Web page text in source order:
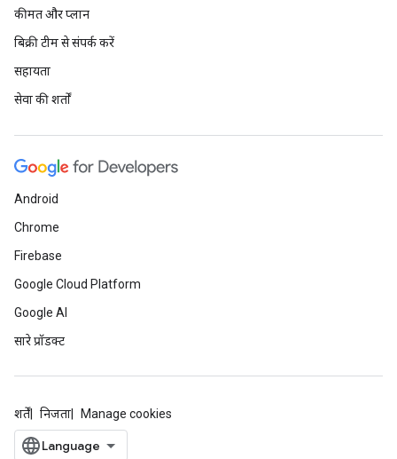
कीमत और प्लान
बिक्री टीम से संपर्क करें
सहायता
सेवा की शर्तों
Android
Chrome
Firebase
Google Cloud Platform
Google AI
सारे प्रॉडक्ट
शर्तें निजता Manage cookies